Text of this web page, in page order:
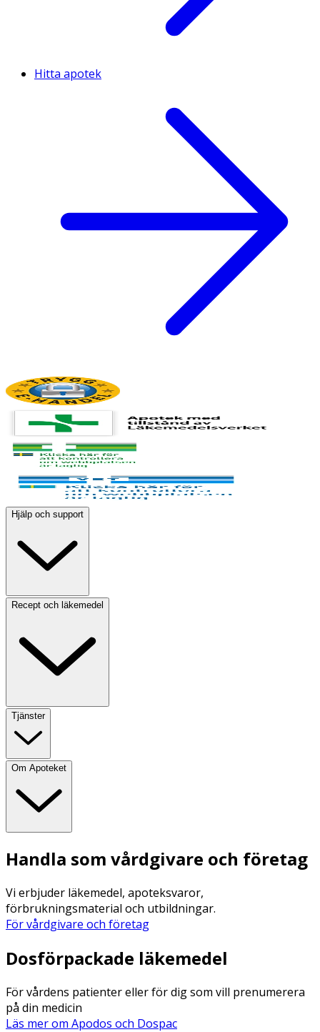
Hitta apotek
Hjälp och support
Recept och läkemedel
Tjänster
Om Apoteket
Handla som vårdgivare och företag
Vi erbjuder läkemedel, apoteksvaror,
förbrukningsmaterial och utbildningar.
För vårdgivare och företag
Dosförpackade läkemedel
För vårdens patienter eller för dig som vill prenumerera
på din medicin
Läs mer om Apodos och Dospac